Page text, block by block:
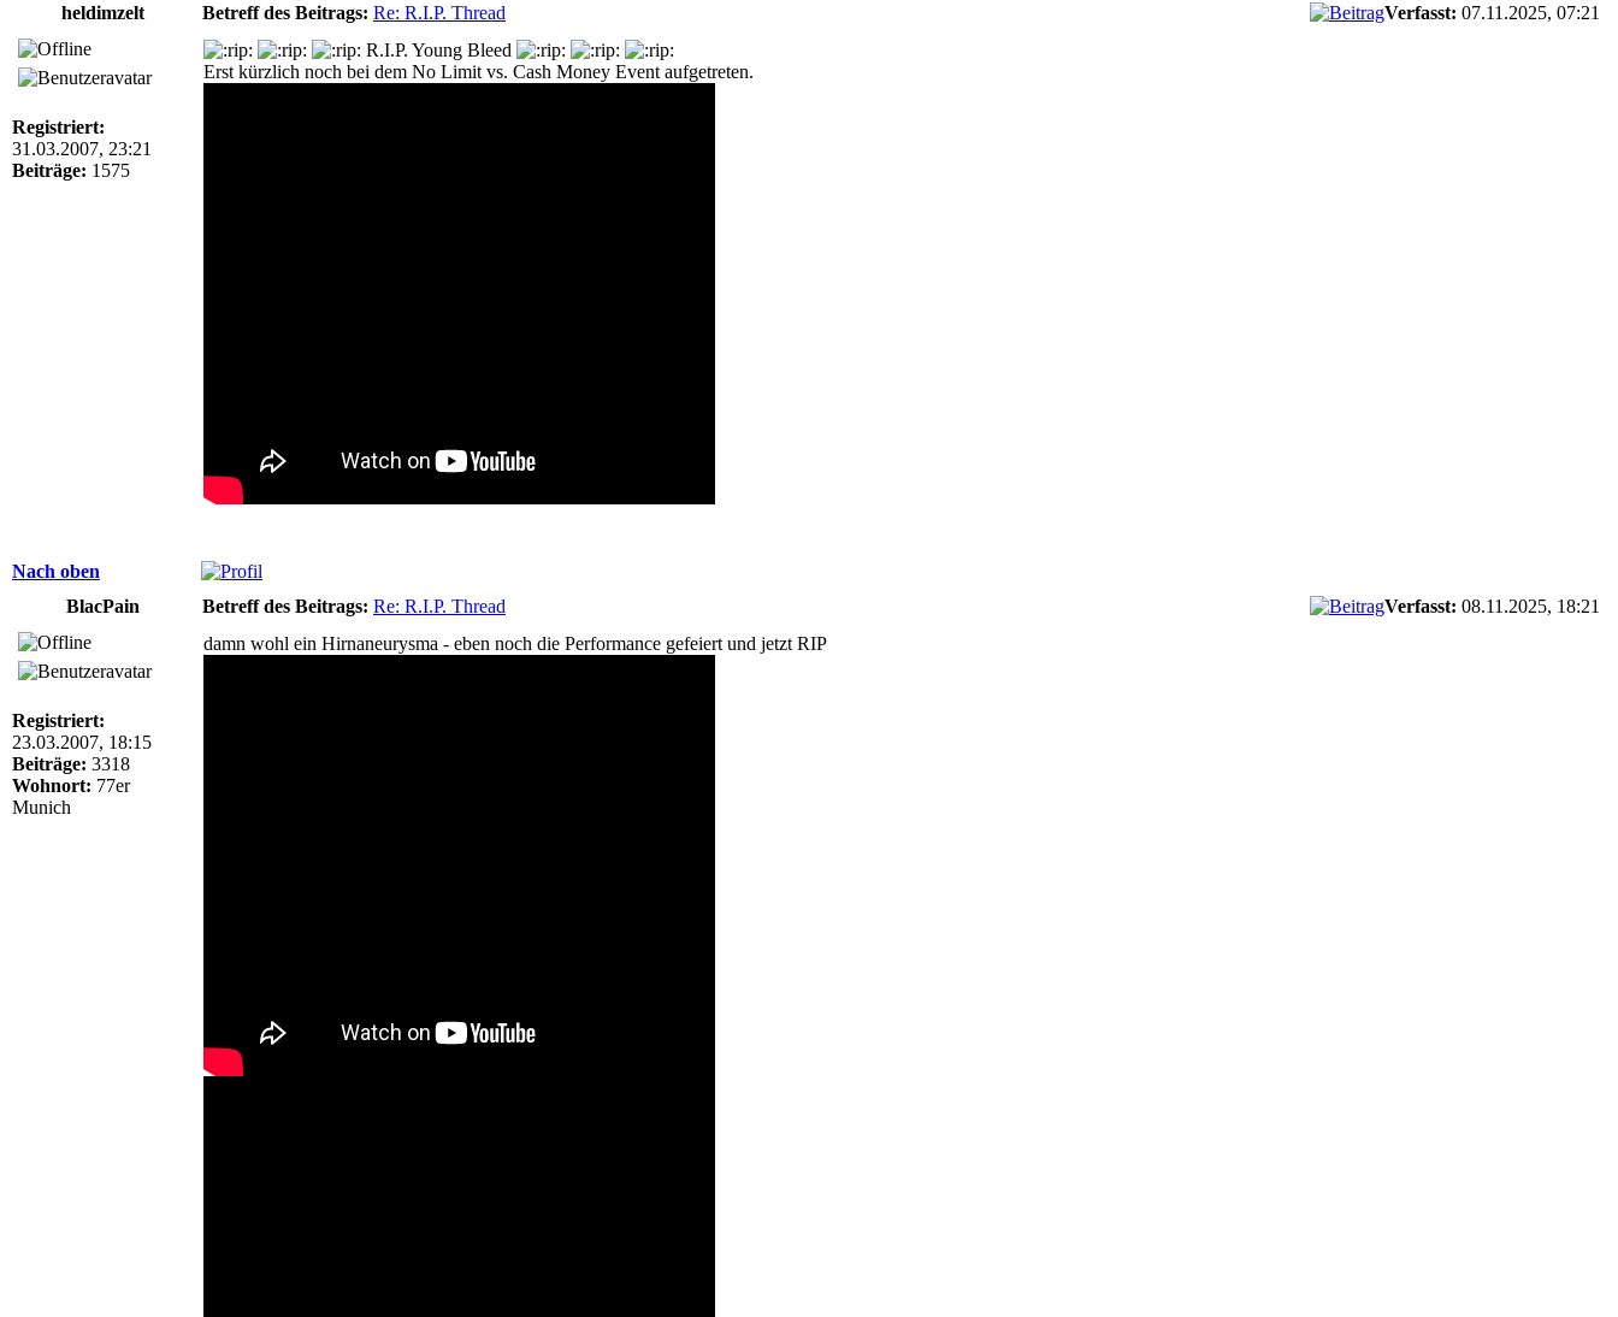
heldimzelt
Betreff des Beitrags: Re: R.I.P. Thread Verfasst: 07.11.2025, 07:21
Registriert:
31.03.2007, 23:21
Beiträge: 1575
R.I.P. Young Bleed
Erst kürzlich noch bei dem No Limit vs. Cash Money Event aufgetreten.
Nach oben
BlacPain
Betreff des Beitrags: Re: R.I.P. Thread Verfasst: 08.11.2025, 18:21
Registriert:
23.03.2007, 18:15
Beiträge: 3318
Wohnort: 77er
Munich
damn wohl ein Hirnaneurysma - eben noch die Performance gefeiert und jetzt RIP